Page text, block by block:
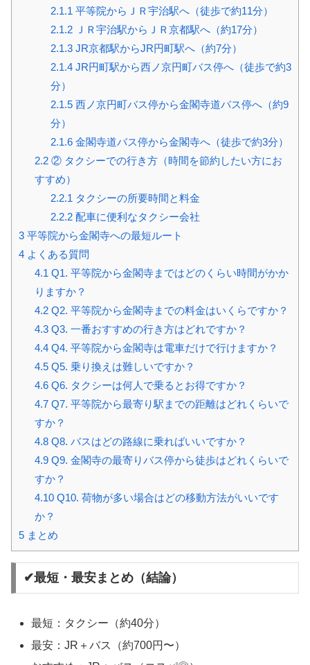
2.1.1 平等院からＪＲ宇治駅へ（徒歩で約11分）
2.1.2ＪＲ宇治駅からＪＲ京都駅へ（約17分）
2.1.3JR京都駅からJR円町駅へ（約7分）
2.1.4JR円町駅から西ノ京円町バス停へ（徒歩で約3
分）
2.1.5西ノ京円町バス停から金閣寺道バス停へ（約9
分）
2.1.6金閣寺道バス停から金閣寺へ（徒歩で約3分）
2.2② タクシーでの行き方（時間を節約したい方にお
すすめ）
2.2.1 タクシーの所要時間と料金
2.2.2配車に便利なタクシー会社
3 平等院から金閣寺への最短ルート
4 よくある質問
4.1 Q1. 平等院から金閣寺まではどのくらい時間がかか
りますか？
4.2Q2. 平等院から金閣寺までの料金はいくらですか？
4.3Q3. 一番おすすめの行き方はどれですか？
4.4Q4. 平等院から金閣寺は電車だけで行けますか？
4.5Q5. 乗り換えは難しいですか？
4.6Q6. タクシーは何人で乗るとお得ですか？
4.7Q7. 平等院から最寄り駅までの距離はどれくらいで
すか？
4.8Q8. バスはどの路線に乗ればいいですか？
4.9Q9. 金閣寺の最寄りバス停から徒歩はどれくらいで
すか？
4.10Q10. 荷物が多い場合はどの移動方法がいいです
か？
5 まとめ
✔最短・最安まとめ（結論）
最短：タクシー（約40分）
最安：JR＋バス（約700円〜）